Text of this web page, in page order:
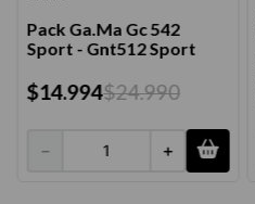
Pack Ga.Ma Gc 542
Sport - Gnt512 Sport
$14.994$24.990
＋
－